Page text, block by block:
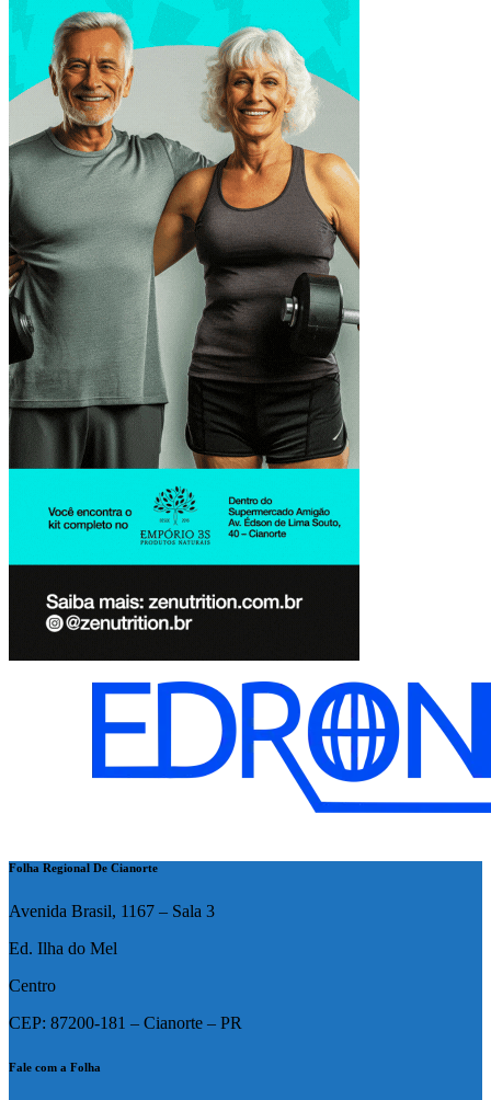
Folha Regional De Cianorte
Avenida Brasil, 1167 – Sala 3
Ed. Ilha do Mel
Centro
CEP: 87200-181 – Cianorte – PR
Fale com a Folha